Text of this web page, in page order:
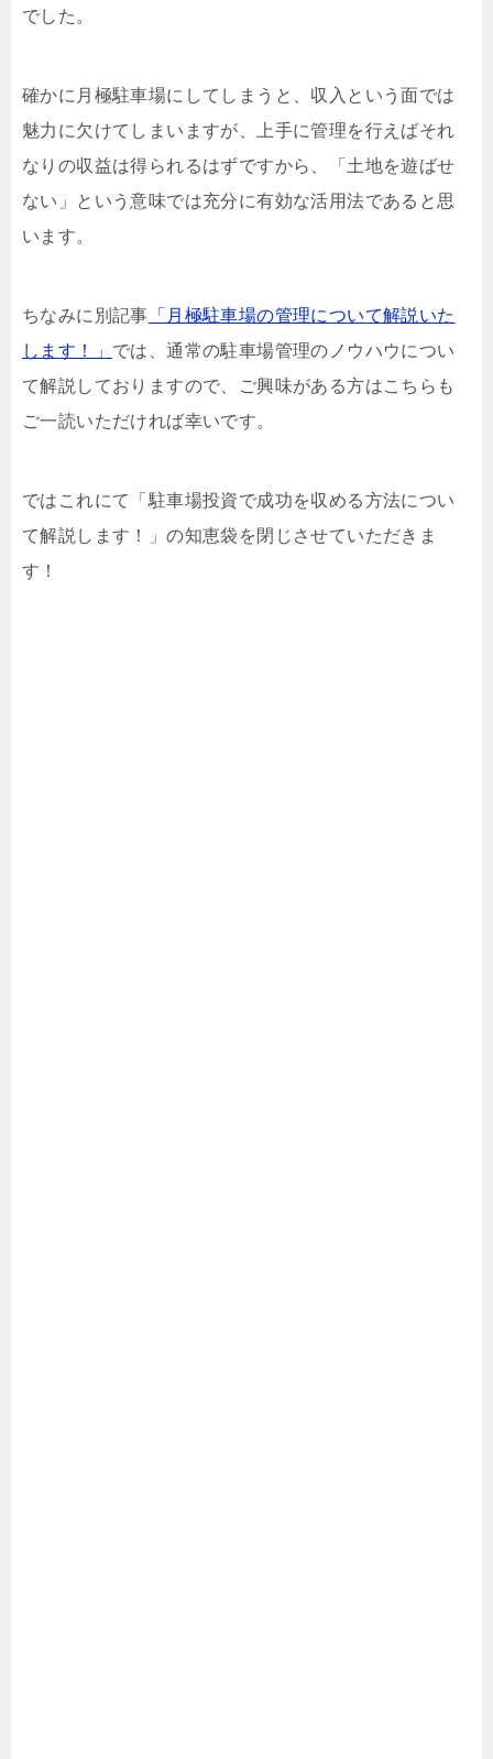
でした。
確かに月極駐車場にしてしまうと、収入という面では
魅力に欠けてしまいますが、上手に管理を行えばそれ
なりの収益は得られるはずですから、「土地を遊ばせ
ない」という意味では充分に有効な活用法であると思
います。
ちなみに別記事 「月極駐車場の管理について解説いた
します！」 では、通常の駐車場管理のノウハウについ
て解説しておりますので、ご興味がある方はこちらも
ご一読いただければ幸いです。
ではこれにて「駐車場投資で成功を収める方法につい
て解説します！」の知恵袋を閉じさせていただきま
す！